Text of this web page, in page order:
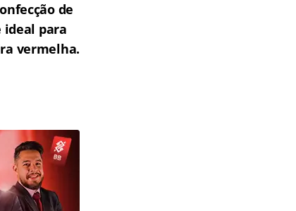
de
ideal para
vermelha.